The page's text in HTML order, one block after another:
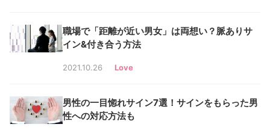
職場で「距離が近い男女」は両想い？脈ありサ
イン&付き合う方法
2021.10.26 Love
男性の一目惚れサイン7選！サインをもらった男
性への対応方法も